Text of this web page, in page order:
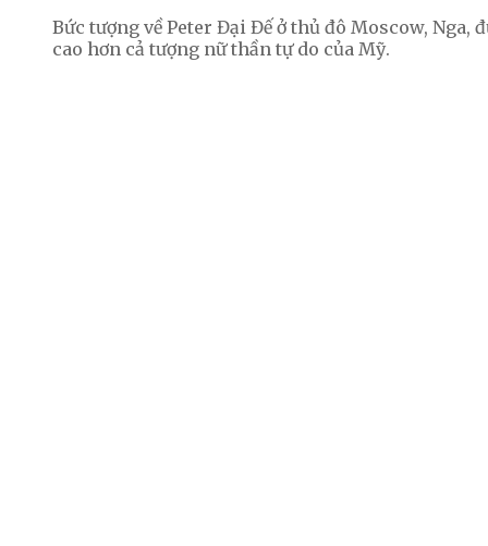
Bức tượng về Peter Đại Đế ở thủ đô Moscow, Nga,
cao hơn cả tượng nữ thần tự do của Mỹ.